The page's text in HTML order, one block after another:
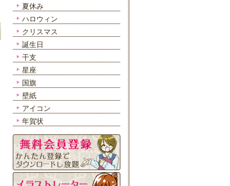
夏休み
ハロウィン
クリスマス
誕生日
干支
星座
国旗
壁紙
アイコン
年賀状